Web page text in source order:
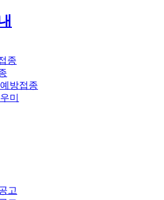
종
방접종
미
고